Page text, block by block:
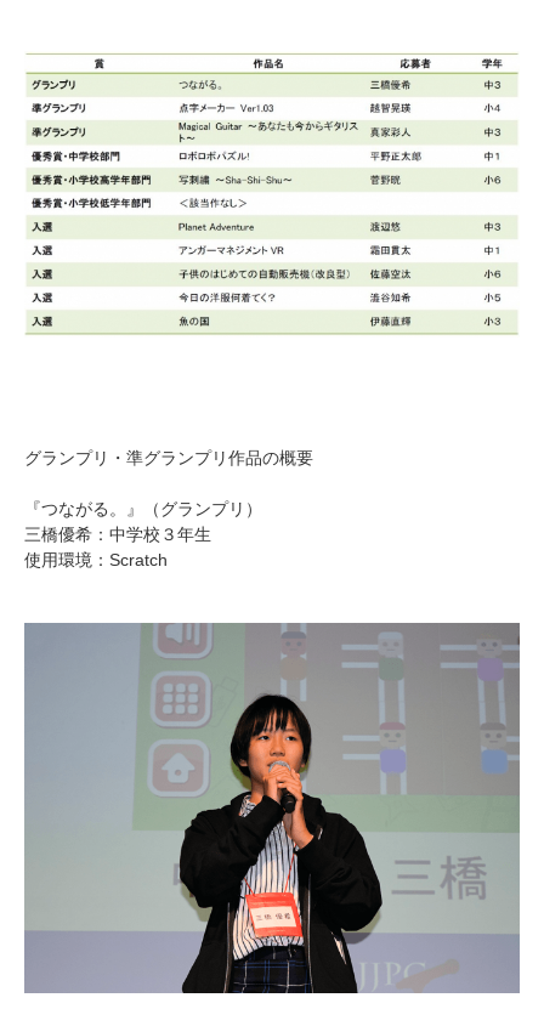
グランプリ・準グランプリ作品の概要
『つながる。』（グランプリ）
三橋優希：中学校３年生
使用環境：Scratch